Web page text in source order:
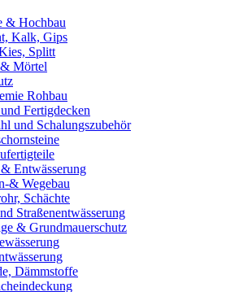
& Hochbau
Kalk, Gips
Splitt
Mörtel
Rohbau
Fertigdecken
und Schalungszubehör
Entwässerung
& Wegebau
Schächte
Straßenentwässerung
& Grundmauerschutz
Dämmstoffe